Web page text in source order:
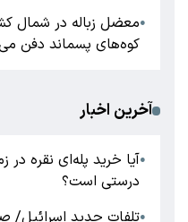
●معضل زباله در شمال
کوه‌های پسماند دفن
آخرین اخبار
●آیا خرید پله‌ای نقره در
درستی است؟
●تلفات جدید اسرائیل/